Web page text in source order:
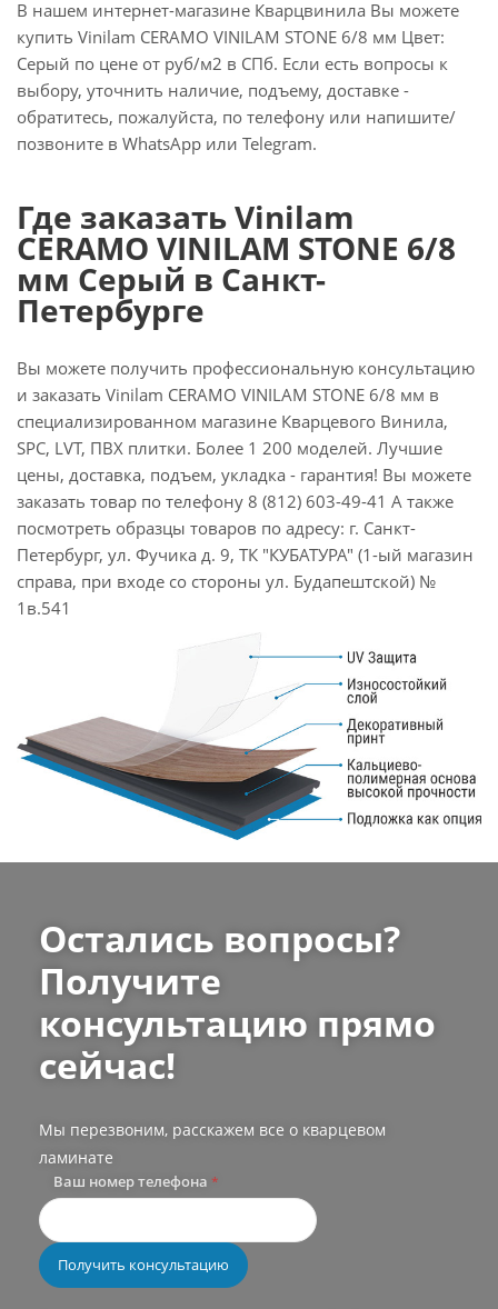
В нашем интернет-магазине Кварцвинила Вы можете
купить Vinilam CERAMO VINILAM STONE 6/8 мм Цвет:
Серый по цене от руб/м2 в СПб. Если есть вопросы к
выбору, уточнить наличие, подъему, доставке -
обратитесь, пожалуйста, по телефону или напишите/
позвоните в WhatsApp или Telegram.
Где заказать Vinilam
CERAMO VINILAM STONE 6/8
мм Серый в Санкт-
Петербурге
Вы можете получить профессиональную консультацию
и заказать Vinilam CERAMO VINILAM STONE 6/8 мм в
специализированном магазине Кварцевого Винила,
SPC, LVT, ПВХ плитки. Более 1 200 моделей. Лучшие
цены, доставка, подъем, укладка - гарантия! Вы можете
заказать товар по телефону 8 (812) 603-49-41 А также
посмотреть образцы товаров по адресу: г. Санкт-
Петербург, ул. Фучика д. 9, ТК "КУБАТУРА" (1-ый магазин
справа, при входе со стороны ул. Будапештской) №
1в.541
Остались вопросы?
Получите
консультацию прямо
сейчас!
Мы перезвоним, расскажем все о кварцевом
ламинате
Ваш номер телефона *